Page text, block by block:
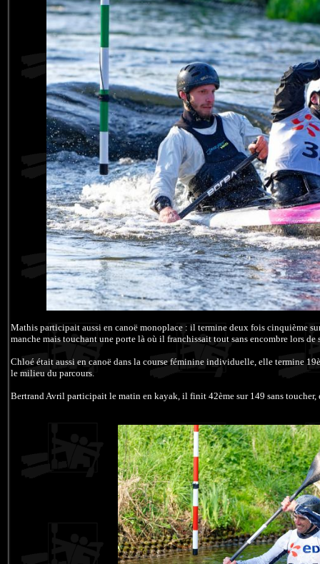
Mathis participait aussi en canoë monoplace : il termine deux fois cinquième
manche mais touchant une porte là où il franchissait tout sans encombre lors de
Chloé était aussi en canoë dans la course féminine individuelle, elle termine
le milieu du parcours.
Bertrand Avril participait le matin en kayak, il finit 42ème sur 149 sans toucher,